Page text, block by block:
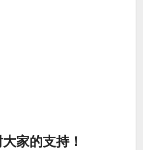
家的支持！